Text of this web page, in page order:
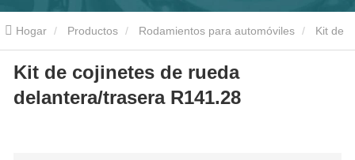
Hogar Productos Rodamientos para automóviles
cojinetes de rueda delantera/trasera R141.28
Kit de cojinetes de rueda
delantera/trasera R141.28